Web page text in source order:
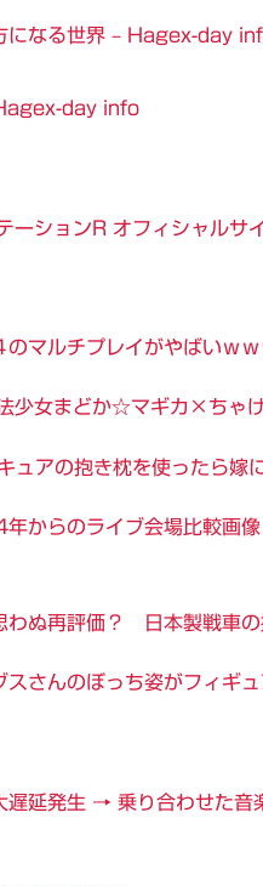
になる世界 – Hagex-day
day info
ションR オフィシャルサ
のマルチプレイがやばいｗ
少女まどか☆マギカ×ちゃ
ュアの抱き枕を使ったら嫁
からのライブ会場比較画
わぬ再評価？ 日本製戦車の
スさんのぼっち姿がフィギ
遅延発生 → 乗り合わせた